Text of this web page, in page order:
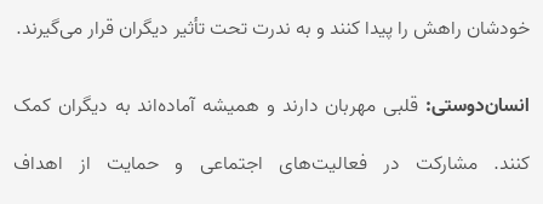
خودشان راهش را پیدا کنند و به ندرت تحت تأثیر دیگران قرار می‌گیرند.
انسان‌دوستی: قلبی مهربان دارند و همیشه آماده‌اند به دیگران کمک
کنند. مشارکت در فعالیت‌های اجتماعی و حمایت از اهداف